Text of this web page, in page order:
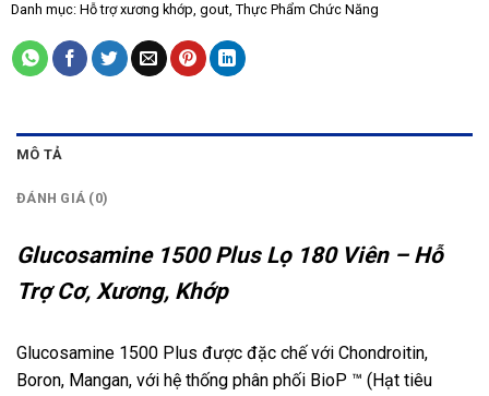
Danh mục: Hỗ trợ xương khớp, gout, Thực Phẩm Chức Năng
MÔ TẢ
ĐÁNH GIÁ (0)
Glucosamine 1500 Plus Lọ 180 Viên – Hỗ
Trợ Cơ, Xương, Khớp
Glucosamine 1500 Plus được đặc chế với Chondroitin,
Boron, Mangan, với hệ thống phân phối BioP ™ (Hạt tiêu